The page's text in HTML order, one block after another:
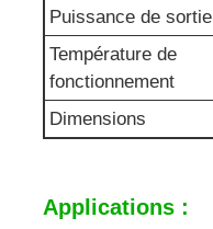
Puissance de sortie
Température de
fonctionnement
Dimensions
Applications :